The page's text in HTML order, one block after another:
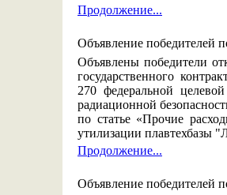
Продолжение...
Объявление победителей
Объявлены победители
государственного
270 федеральной
радиационной
по статье «Прочие
утилизации плавтехбазы
Продолжение...
Объявление победителей